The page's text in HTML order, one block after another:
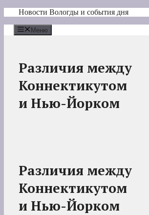
Перейти
содержимому
Новости Вологды и события дня
Меню
Различия между
Коннектикутом
и Нью-Йорком
Различия между
Коннектикутом
и Нью-Йорком